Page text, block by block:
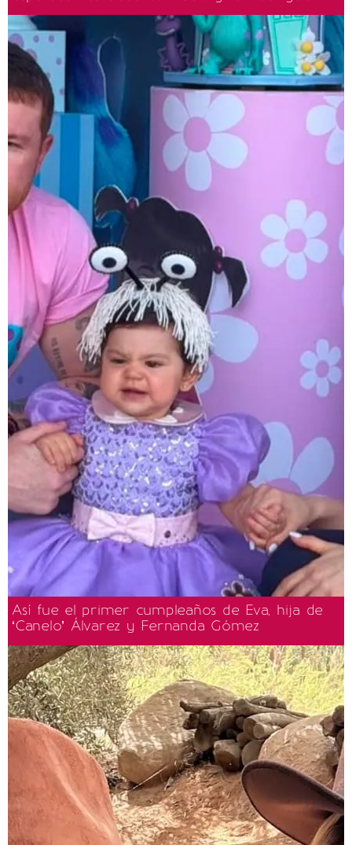
Así fue el primer cumpleaños de Eva, hija de
‘Canelo’ Álvarez y Fernanda Gómez